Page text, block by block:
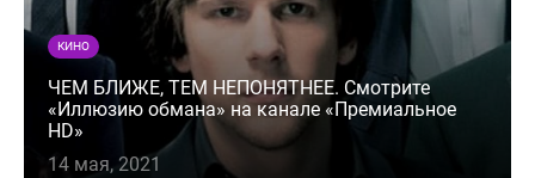
КИНО
ЧЕМ БЛИЖЕ, ТЕМ НЕПОНЯТНЕЕ. Смотрите
«Иллюзию обмана» на канале «Премиальное
HD»
14 мая, 2021